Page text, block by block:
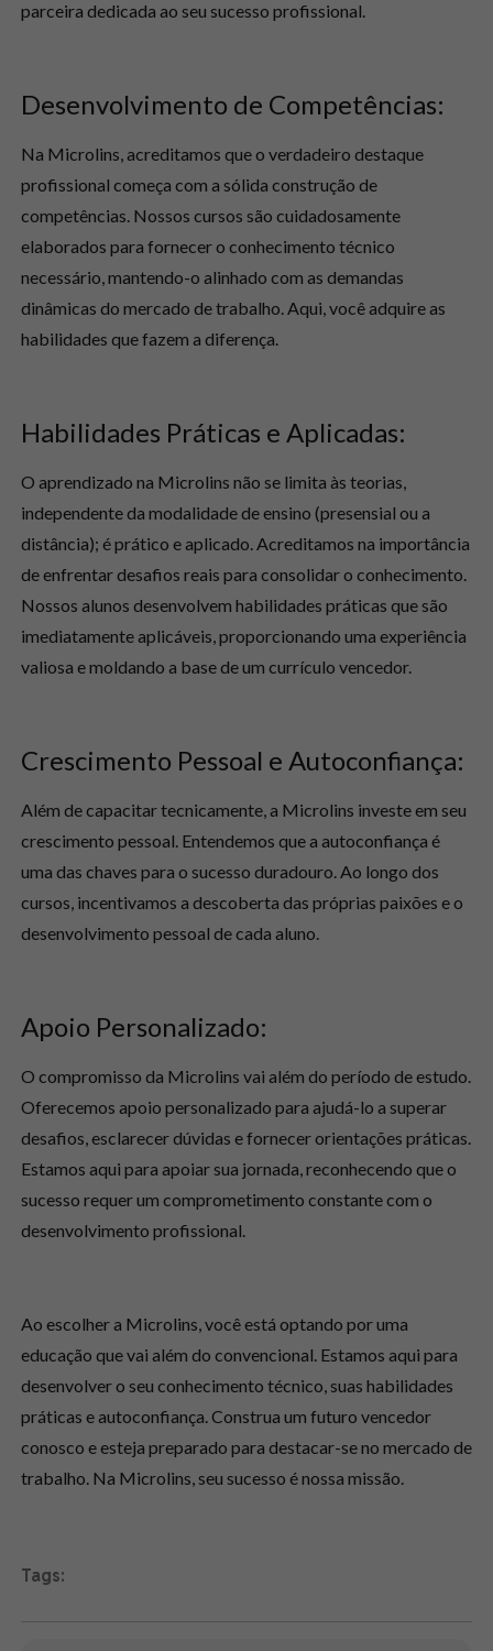
parceira dedicada ao seu sucesso profissional.
Desenvolvimento de Competências:
Na Microlins, acreditamos que o verdadeiro destaque
profissional começa com a sólida construção de
competências. Nossos cursos são cuidadosamente
elaborados para fornecer o conhecimento técnico
necessário, mantendo-o alinhado com as demandas
dinâmicas do mercado de trabalho. Aqui, você adquire as
habilidades que fazem a diferença.
Habilidades Práticas e Aplicadas:
O aprendizado na Microlins não se limita às teorias,
independente da modalidade de ensino (presensial ou a
distância); é prático e aplicado. Acreditamos na importância
de enfrentar desafios reais para consolidar o conhecimento.
Nossos alunos desenvolvem habilidades práticas que são
imediatamente aplicáveis, proporcionando uma experiência
valiosa e moldando a base de um currículo vencedor.
Crescimento Pessoal e Autoconfiança:
Além de capacitar tecnicamente, a Microlins investe em seu
crescimento pessoal. Entendemos que a autoconfiança é
uma das chaves para o sucesso duradouro. Ao longo dos
cursos, incentivamos a descoberta das próprias paixões e o
desenvolvimento pessoal de cada aluno.
Apoio Personalizado:
O compromisso da Microlins vai além do período de estudo.
Oferecemos apoio personalizado para ajudá-lo a superar
desafios, esclarecer dúvidas e fornecer orientações práticas.
Estamos aqui para apoiar sua jornada, reconhecendo que o
sucesso requer um comprometimento constante com o
desenvolvimento profissional.
Ao escolher a Microlins, você está optando por uma
educação que vai além do convencional. Estamos aqui para
desenvolver o seu conhecimento técnico, suas habilidades
práticas e autoconfiança. Construa um futuro vencedor
conosco e esteja preparado para destacar-se no mercado de
trabalho. Na Microlins, seu sucesso é nossa missão.
Tags: